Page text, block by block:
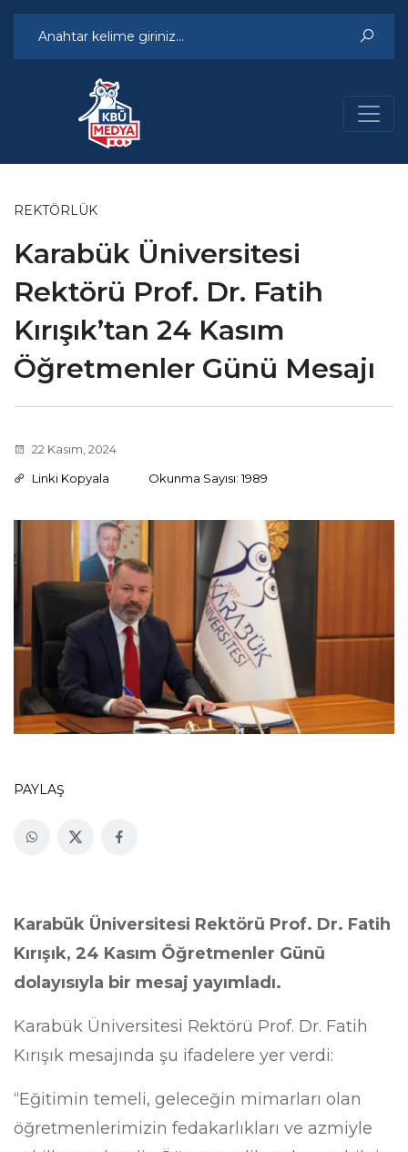
REKTÖRLÜK
Karabük Üniversitesi
Rektörü Prof. Dr. Fatih
Kırışık’tan 24 Kasım
Öğretmenler Günü Mesajı
22 Kasım, 2024
Linki Kopyala
Okunma Sayısı: 1989
PAYLAŞ
Karabük Üniversitesi Rektörü Prof. Dr. Fatih
Kırışık, 24 Kasım Öğretmenler Günü
dolayısıyla bir mesaj yayımladı.
Karabük Üniversitesi Rektörü Prof. Dr. Fatih
Kırışık mesajında şu ifadelere yer verdi:
“Eğitimin temeli, geleceğin mimarları olan
öğretmenlerimizin fedakarlıkları ve azmiyle